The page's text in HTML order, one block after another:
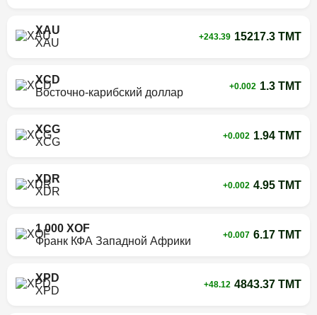
XAU
XAU
+243.39 15217.3 TMT
XCD
Восточно-карибский доллар
+0.002 1.3 TMT
XCG
XCG
+0.002 1.94 TMT
XDR
XDR
+0.002 4.95 TMT
1 000 XOF
Франк КФА Западной Африки
+0.007 6.17 TMT
XPD
XPD
+48.12 4843.37 TMT